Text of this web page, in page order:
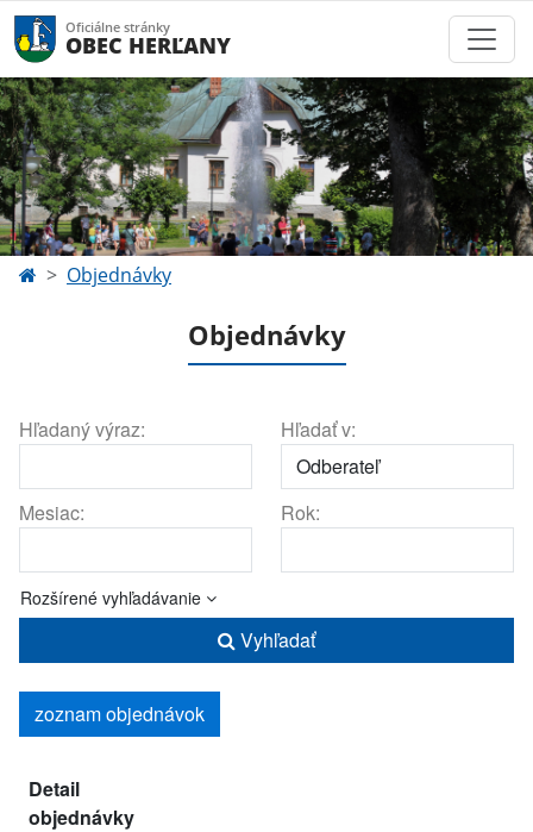
Oficiálne stránky
OBEC HERĽANY
Objednávky
Objednávky
Hľadaný výraz: Hľadať v:
Mesiac: Rok:
Rozšírené vyhľadávanie
Vyhľadať
zoznam objednávok
Detail
objednávky